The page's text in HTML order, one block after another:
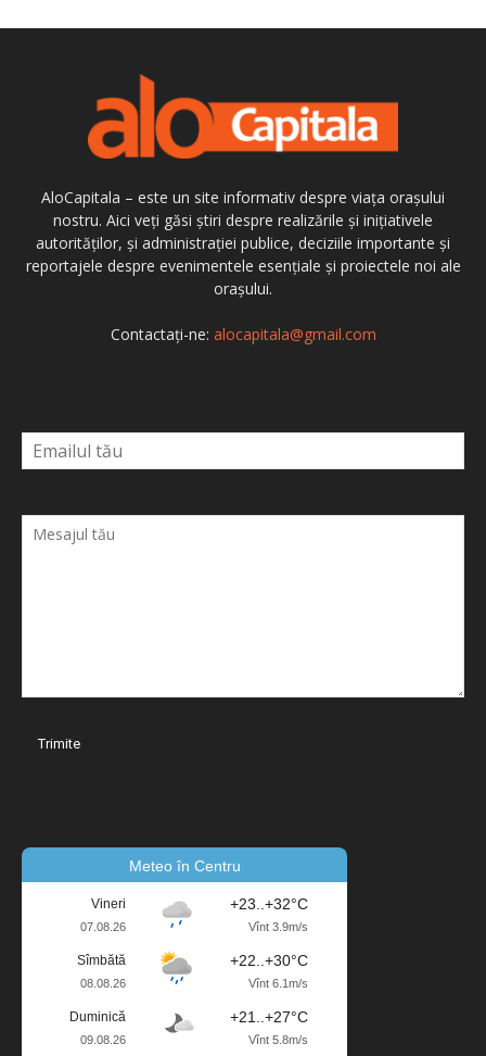
AloCapitala – este un site informativ despre viața orașului
nostru. Aici veți găsi știri despre realizările și inițiativele
autorităților, și administrației publice, deciziile importante și
reportajele despre evenimentele esențiale și proiectele noi ale
orașului.
Contactați-ne: alocapitala@gmail.com
Meteo în Centru
Vineri
07.08.26
+23..+32°C
Vînt 3.9m/s
Sîmbătă
08.08.26
+22..+30°C
Vînt 6.1m/s
Duminică
09.08.26
+21..+27°C
Vînt 5.8m/s